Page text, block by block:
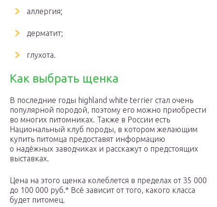
аллергия;
дерматит;
глухота.
Как выбрать щенка
В последние годы highland white terrier стал очень
популярной породой, поэтому его можно приобрести
во многих питомниках. Также в России есть
Национальный клуб породы, в котором желающим
купить питомца предоставят информацию
о надёжных заводчиках и расскажут о предстоящих
выставках.
Цена на этого щенка колеблется в пределах от 35 000
до 100 000 руб.* Всё зависит от того, какого класса
будет питомец.